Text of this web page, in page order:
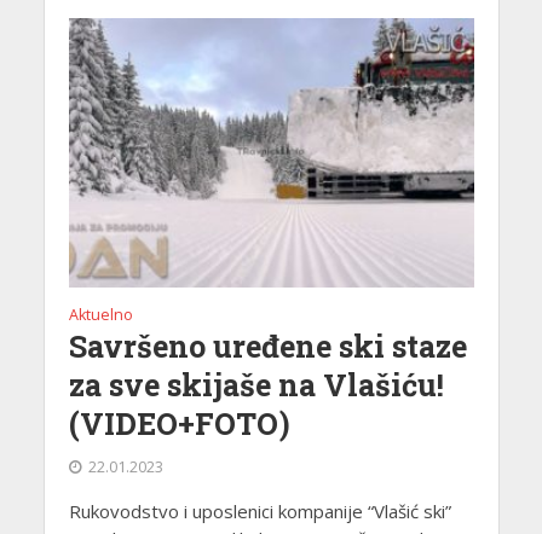
Aktuelno
Savršeno uređene ski staze
za sve skijaše na Vlašiću!
(VIDEO+FOTO)
22.01.2023
Rukovodstvo i uposlenici kompanije “Vlašić ski”